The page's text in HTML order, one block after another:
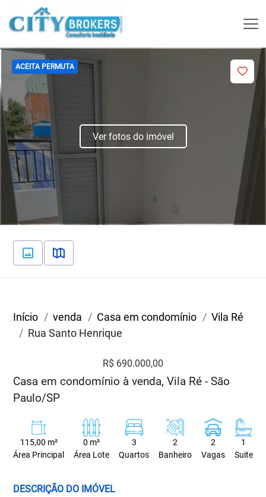
ACEITA PERMUTA
Ver fotos do imóvel
Início venda Casa em condomínio
Vila Ré
Rua Santo Henrique
R$ 690.000,00
Casa em condomínio à venda, Vila Ré - São
Paulo/SP
115,00 m²
Área Principal
0 m²
Área Lote
3
Quartos
2
Banheiro
2
Vagas
1
Suite
DESCRIÇÃO DO IMÓVEL